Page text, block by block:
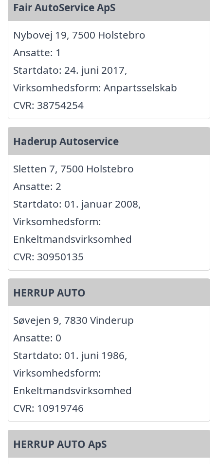
Fair AutoService ApS
Nybovej 19, 7500 Holstebro
Ansatte: 1
Startdato: 24. juni 2017,
Virksomhedsform: Anpartsselskab
CVR: 38754254
Haderup Autoservice
Sletten 7, 7500 Holstebro
Ansatte: 2
Startdato: 01. januar 2008,
Virksomhedsform:
Enkeltmandsvirksomhed
CVR: 30950135
HERRUP AUTO
Søvejen 9, 7830 Vinderup
Ansatte: 0
Startdato: 01. juni 1986,
Virksomhedsform:
Enkeltmandsvirksomhed
CVR: 10919746
HERRUP AUTO ApS